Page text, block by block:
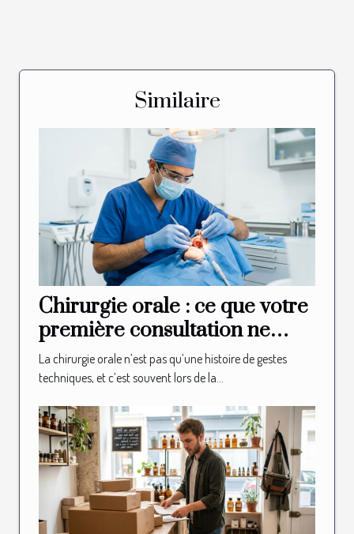
Similaire
Chirurgie orale : ce que votre
première consultation ne
vous révélera jamais
La chirurgie orale n’est pas qu’une histoire de gestes
techniques, et c’est souvent lors de la...